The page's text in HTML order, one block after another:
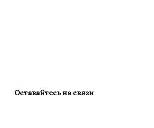
Оставайтесь на связи